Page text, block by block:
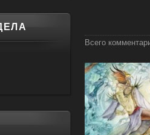
Всего